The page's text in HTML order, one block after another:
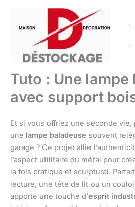
contenu
Tuto : Une lampe
avec support
Et si vous offriez une seconde vie,
une lampe baladeuse souvent
garage ? Ce projet allie
l’aspect utilitaire du métal pour
la fois pratique et sculptural.
lecture, une tête de lit ou un
apporte une touche d’esprit